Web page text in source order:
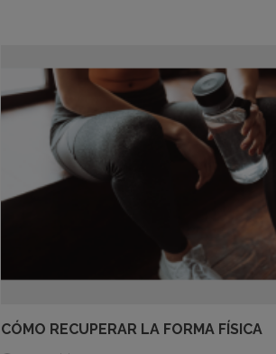
CÓMO RECUPERAR LA FORMA FÍSICA